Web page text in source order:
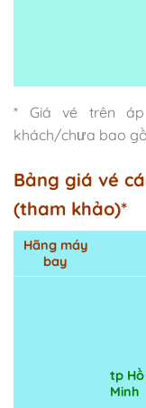
* Giá vé trên
khách/chưa bao
Bảng giá vé
(tham khảo)*
Hãng máy
bay
tp Hồ
Minh